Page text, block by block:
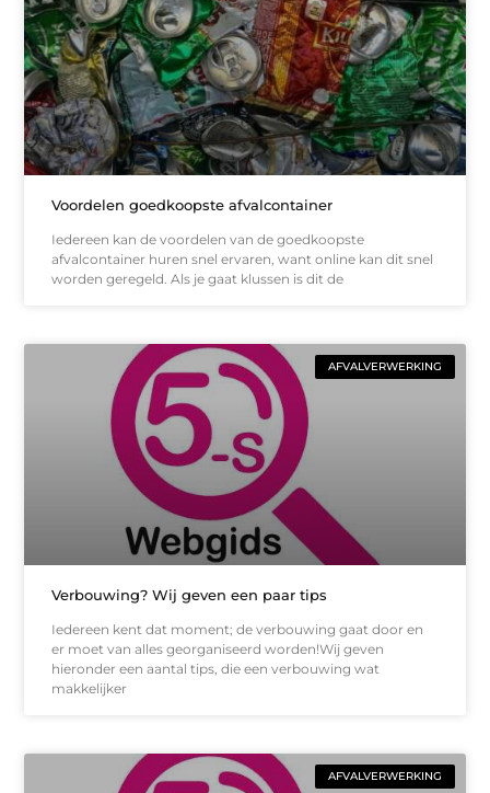
Voordelen goedkoopste afvalcontainer
Iedereen kan de voordelen van de goedkoopste
afvalcontainer huren snel ervaren, want online kan dit snel
worden geregeld. Als je gaat klussen is dit de
AFVALVERWERKING
Verbouwing? Wij geven een paar tips
Iedereen kent dat moment; de verbouwing gaat door en
er moet van alles georganiseerd worden!Wij geven
hieronder een aantal tips, die een verbouwing wat
makkelijker
AFVALVERWERKING